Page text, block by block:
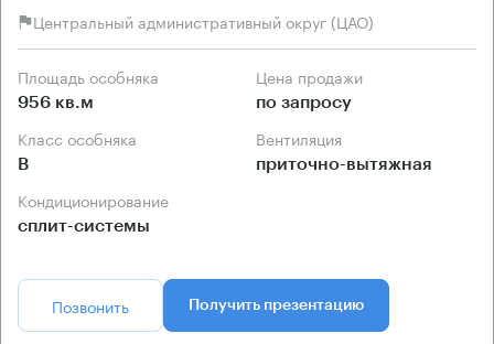
Центральный административный округ (ЦАО)
Площадь особняка
956 кв.м
Цена продажи
по запросу
Класс особняка
B
Вентиляция
приточно-вытяжная
Кондиционирование
сплит-системы
Позвонить Получить презентацию